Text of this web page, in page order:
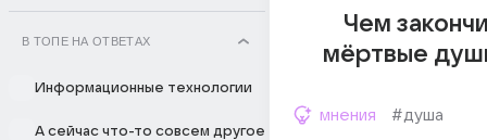
В ТОПЕ НА ОТВЕТАХ
Информационные технологии
А сейчас что-то совсем другое
Чем
мёртвые
мнения #душа